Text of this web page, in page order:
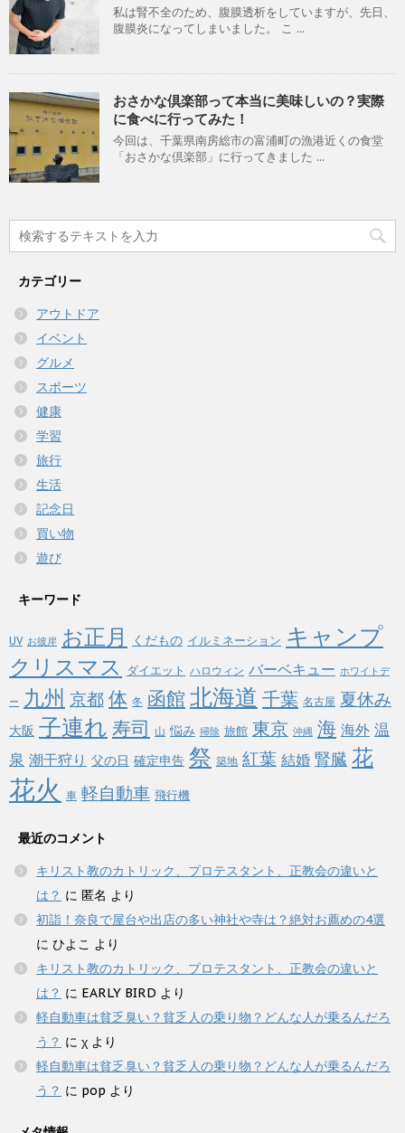
私は腎不全のため、腹膜透析をしていますが、先日、
腹膜炎になってしまいました。 こ ...
おさかな倶楽部って本当に美味しいの？実際
に食べに行ってみた！
今回は、千葉県南房総市の富浦町の漁港近くの食堂
「おさかな倶楽部」に行ってきました ...
カテゴリー
アウトドア
イベント
グルメ
スポーツ
健康
学習
旅行
生活
記念日
買い物
遊び
キーワード
UV お彼岸 お正月 くだもの イルミネーション キャンプ
クリスマス ダイエット ハロウィン バーベキュー ホワイトデ
ー 九州 京都 体 冬 函館 北海道 千葉 名古屋 夏休み
大阪 子連れ 寿司 山 悩み 掃除 旅館 東京 沖縄 海 海外 温
泉 潮干狩り 父の日 確定申告 祭 築地 紅葉 結婚 腎臓 花
花火 車 軽自動車 飛行機
最近のコメント
キリスト教のカトリック、プロテスタント、正教会の違いと
は？ に 匿名 より
初詣！奈良で屋台や出店の多い神社や寺は？絶対お薦めの4選
に ひよこ より
キリスト教のカトリック、プロテスタント、正教会の違いと
は？ に EARLY BIRD より
軽自動車は貧乏臭い？貧乏人の乗り物？どんな人が乗るんだろ
う？ に χ より
軽自動車は貧乏臭い？貧乏人の乗り物？どんな人が乗るんだろ
う？ に pop より